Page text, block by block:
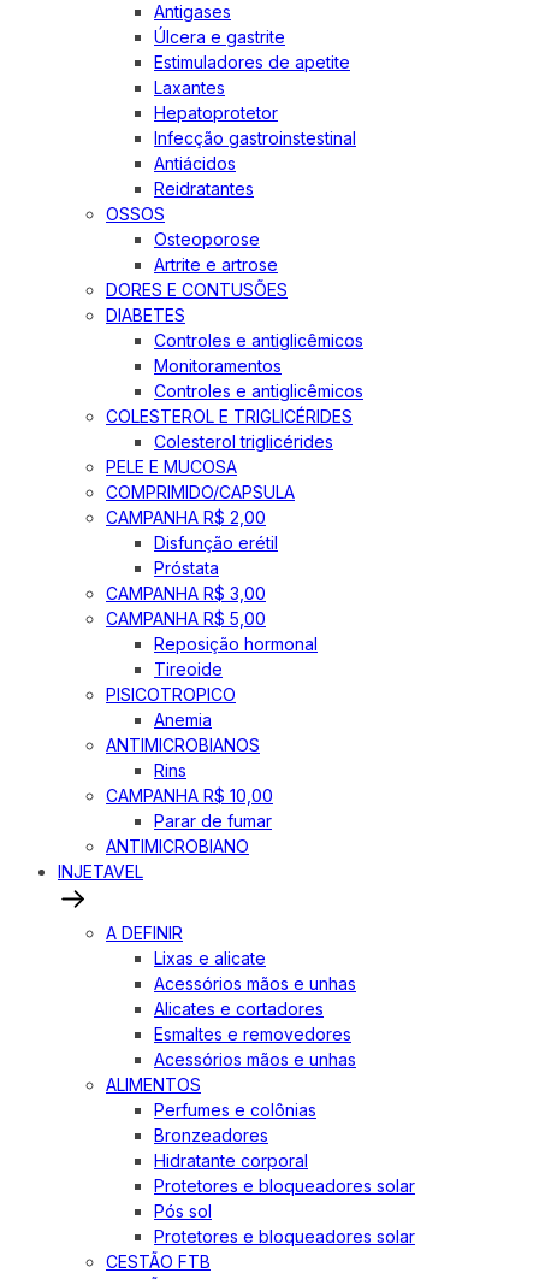
Antigases
Úlcera e gastrite
Estimuladores de apetite
Laxantes
Hepatoprotetor
Infecção gastroinstestinal
Antiácidos
Reidratantes
OSSOS
Osteoporose
Artrite e artrose
DORES E CONTUSÕES
DIABETES
Controles e antiglicêmicos
Monitoramentos
Controles e antiglicêmicos
COLESTEROL E TRIGLICÉRIDES
Colesterol triglicérides
PELE E MUCOSA
COMPRIMIDO/CAPSULA
CAMPANHA R$ 2,00
Disfunção erétil
Próstata
CAMPANHA R$ 3,00
CAMPANHA R$ 5,00
Reposição hormonal
Tireoide
PISICOTROPICO
Anemia
ANTIMICROBIANOS
Rins
CAMPANHA R$ 10,00
Parar de fumar
ANTIMICROBIANO
INJETAVEL
A DEFINIR
Lixas e alicate
Acessórios mãos e unhas
Alicates e cortadores
Esmaltes e removedores
Acessórios mãos e unhas
ALIMENTOS
Perfumes e colônias
Bronzeadores
Hidratante corporal
Protetores e bloqueadores solar
Pós sol
Protetores e bloqueadores solar
CESTÃO FTB